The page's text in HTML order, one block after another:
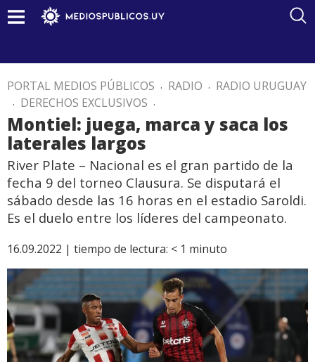
PORTAL MEDIOS PÚBLICOS . RADIO . RADIO URUGUAY
. DERECHOS EXCLUSIVOS .
Montiel: juega, marca y saca los
laterales largos
River Plate – Nacional es el gran partido de la
fecha 9 del torneo Clausura. Se disputará el
sábado desde las 16 horas en el estadio Saroldi.
Es el duelo entre los líderes del campeonato.
16.09.2022 | tiempo de lectura: < 1 minuto